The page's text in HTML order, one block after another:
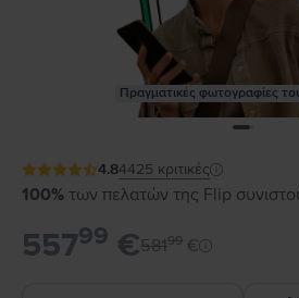
Πραγματικές φωτογραφίες
4.84425 κριτικές
100% των πελατών της Flip
55799 €58199 €